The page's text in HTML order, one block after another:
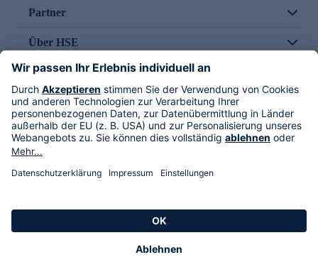
Partner
Über HSE
Im TV
HSE International